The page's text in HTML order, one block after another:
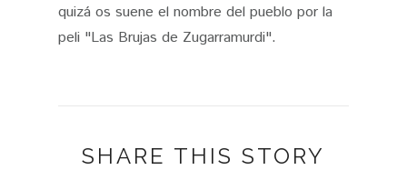
quizá os suene el nombre del pueblo por la
peli "Las Brujas de Zugarramurdi".
SHARE THIS STORY